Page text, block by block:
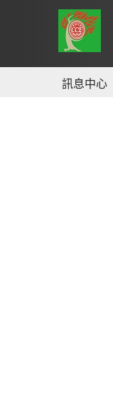
主
要
內
容
訊息中心